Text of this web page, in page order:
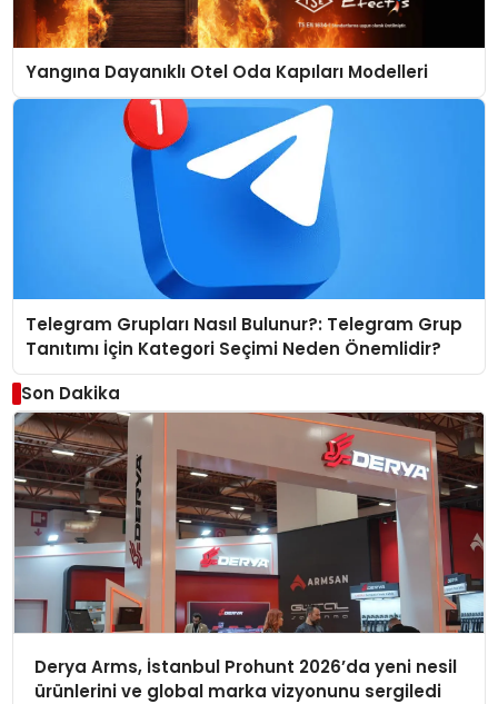
Yangına Dayanıklı Otel Oda Kapıları Modelleri
Telegram Grupları Nasıl Bulunur?: Telegram Grup
Tanıtımı İçin Kategori Seçimi Neden Önemlidir?
Son Dakika
Derya Arms, İstanbul Prohunt 2026’da yeni nesil
ürünlerini ve global marka vizyonunu sergiledi